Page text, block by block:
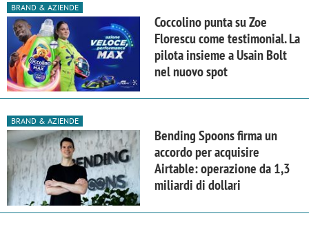
BRAND & AZIENDE
Coccolino punta su Zoe
Florescu come testimonial. La
pilota insieme a Usain Bolt
nel nuovo spot
BRAND & AZIENDE
Bending Spoons firma un
accordo per acquisire
Airtable: operazione da 1,3
miliardi di dollari